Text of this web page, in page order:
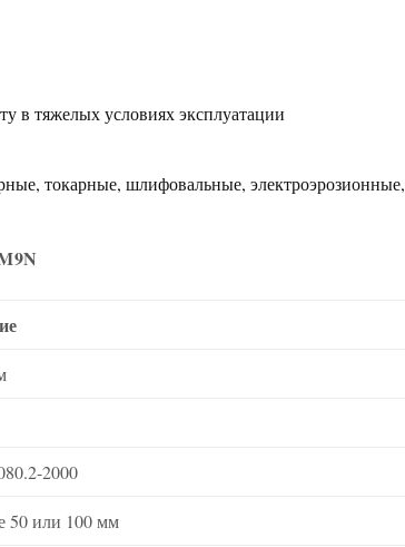
в тяжелых условиях эксплуатации
токарные, шлифовальные, электроэрозионные,
2000
50 или 100 мм